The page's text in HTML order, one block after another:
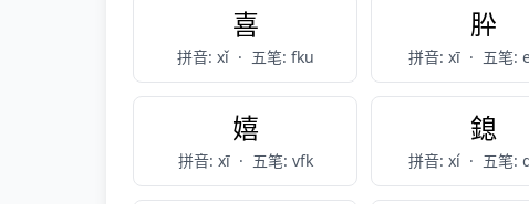
喜
拼音: xǐ · 五笔: fku
肸
拼音: xī · 五笔:
嬉
拼音: xī · 五笔: vfk
鎴
拼音: xí · 五笔: